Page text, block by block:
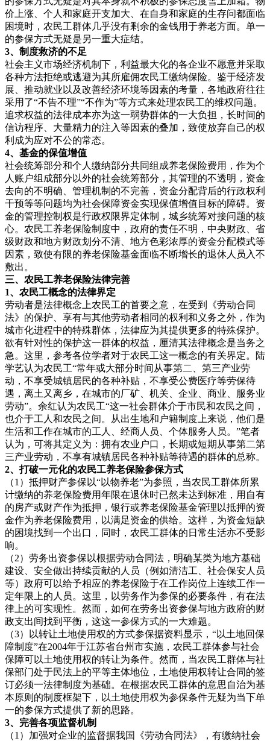
价上涨、个人和家庭开支加大、在自身和家庭的生存问都面临
困境时，农民工群体几乎没有剩余的金钱用于养老方面。单一
的参保方式无疑是另一重大症结。
3、制度救济的不足
社会主义市场经济机制下，利益最大化的各企业不愿意并采取
各种方法拒绝或逃避为其所雇佣农民工缴纳保险。鉴于经济发
展、推动就业以及改善经济环境等因素的考量，各地政府往往
采用了“不告不理”“不作为”等方式来处理农民工的维权问题。
追求权益的法律成本亦为这一弱势群体的一大负担，长时间的
信访程序、大量精力的注入等因素的叠加，致使放弃自己的权
利成为应对不公的常态。
4、基金的保值增值
社会统筹部分和个人缴纳部分共同组成养老保险费用，作为个
人账户组成部分以外的社会统筹部分，其管理的不透明，资金
去向的不明确、管理机制的不完善，资金分配背后的行政权利
干预等等问题均为社会保障资金实现保值增值目标的障碍。资
金的管理控制权是行政权限界定体制，城乡统筹对接问题的核
心。农民工养老保险制度中，政府的责任不明，中央财政、省
级财政和地方财政划分不清、地方色彩浓厚的资金分配模式等
因素，致使有限的养老保险基金面临不断增长的退休人员入不
敷出。
三、农民工养老保险法律完善
1、农民工概念的法律界定
劳动者是法律概念上农民工的首要之意，在受到《劳动合同
法》的保护、享有与其他劳动者相同的权利和义务之外，作为
城市化进程中的特殊群体，法律应为其提供更多的特殊保护。
欲有针对性的保护这一群体的权益，厘清其法律概念是当务之
急。这里，参考各位学者对于农民工这一概念的有关界定。陆
学艺认为农民工“常年或大部分时间从事第二、第三产业劳
动，不享受城镇居民的各种补贴，不享受公费医疗等劳保待
遇，离土又离乡，在城市的厂矿、机关、企业、商业、服务业
劳动”。余红认为农民工“这一社会群体介于市民和农民之间，
也介于工人和农民之间。从出生地和户籍制度上来说，他们是
生活和工作在城市的工人、经商人员、个体服务人员。”笔者
认为，可将其定义为：拥有农业户口，长期或短期从事第二第
三产业劳动，不享有城镇居民各种补贴等待遇的群体的总称。
2、打破一元化的农民工养老保险参保方式
（1）抵押财产参保以“以物养老”为参照，当农民工群体所累
计缴纳的养老保险费用年限在退休时已然未达到标准，用自有
的房产或财产作为抵押，银行或养老保险基金管理以抵押的资
金作为养老保险费用，以满足资金的供给。这样，为资金短缺
的困境找到一个出口，同时，农民工群体的日常生活亦不受影
响。
（2）劳务出资参保以根据劳动合同法，明确某类为地方基础
建设、安全做出持续贡献的人员（例如清洁工、社会保安人员
等）政府可以给予相应的养老保险于在工作岗位上连续工作一
定年限上的人员。这里，以劳务作为参保的必要条件，有在法
律上的可实现性。然而，如何在劳务出资参保与地方政府的财
政支出间找到平衡，这这一参保方式的一大难题。
（3）以转让土地使用权的方式参保据资料显示，“以土地回保
障制度”在2004年于江苏省台州市实施，农民工群体参与社会
保障可以土地使用权的转让为条件。然而，当农民工群体与社
保部门处于民法上的平等主体地位，土地使用权转让合同的签
订必须一法律制度为基础。在根据农民工群体的意思自治为基
本原则的制度框架下，以土地使用权为参保条件无疑为当下单
一的参保方式提供了新的思路。
3、完善各项监督机制
（1）加强对企业的监督据我国《劳动合同法》，有缴纳社会